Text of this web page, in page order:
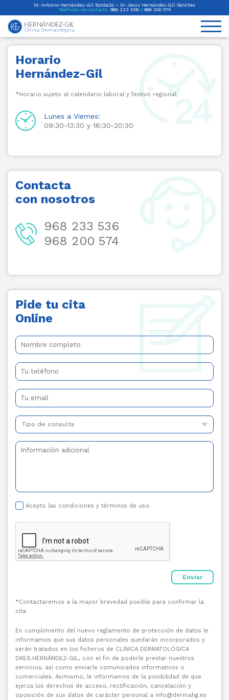
Dr. Antonio Hernández-Gil Bordallo – Dr. Jesús Hernández-Gil Sánchez
Teléfonos de contacto: 968 233 536 o 968 200 574
Horario
Hernández-Gil
*Horario sujeto al calendario laboral y festivo regional.
Lunes a Viernes:
09:30-13:30 y 16:30-20:30
Contacta
con nosotros
968 233 536
968 200 574
Pide tu cita
Online
Tipo de consulta
Acepto las condiciones y términos de uso.
*Contactaremos a la mayor brevedad posible para confirmar la
cita
En cumplimiento del nuevo reglamento de protección de datos le
informamos que sus datos personales quedarán incorporados y
serán tratados en los ficheros de CLÍNICA DERMATOLÓGICA
DRES.HERNÁNDEZ-GIL, con el fin de poderle prestar nuestros
servicios, así como enviarle comunicados informativos o
comerciales. Asimismo, le informamos de la posibilidad de que
ejerza los derechos de acceso, rectificación, cancelación y
oposición de sus datos de carácter personal a info@dermahg.es